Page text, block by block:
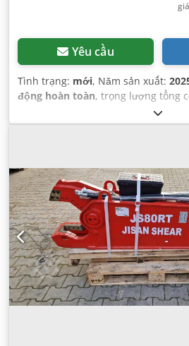
Yêu cầu
Tình trạng: mới, Năm sản xuất:
động hoàn toàn, trọng lượng tổng